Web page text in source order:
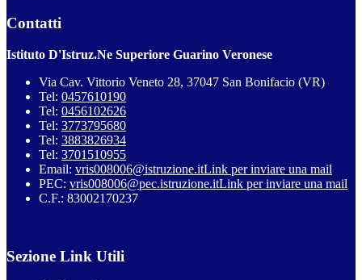
Contatti
Istituto D'Istruz.Ne Superiore Guarino Veronese
Via Cav. Vittorio Veneto 28, 37047 San Bonifacio (VR)
Tel: 0457610190
Tel: 0456102626
Tel: 3773795680
Tel: 3883826934
Tel: 3701510955
Email: vris008006@istruzione.itLink per inviare una mail
PEC: vris008006@pec.istruzione.itLink per inviare una mail
C.F.: 83002170237
Sezione Link Utili